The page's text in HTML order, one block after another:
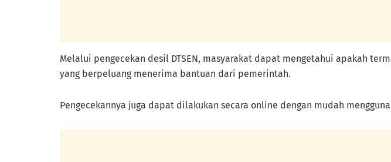
Melalui pengecekan desil DTSEN, masyarakat dapat mengetahui apakah
yang berpeluang menerima bantuan dari pemerintah.
Pengecekannya juga dapat dilakukan secara online dengan mudah